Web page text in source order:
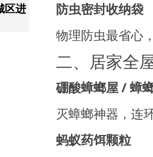
区进
防虫密封收纳袋
物理防虫最省心
二、居家全
硼酸蟑螂屋 / 蟑
灭蟑螂神器，连
蚂蚁药饵颗粒